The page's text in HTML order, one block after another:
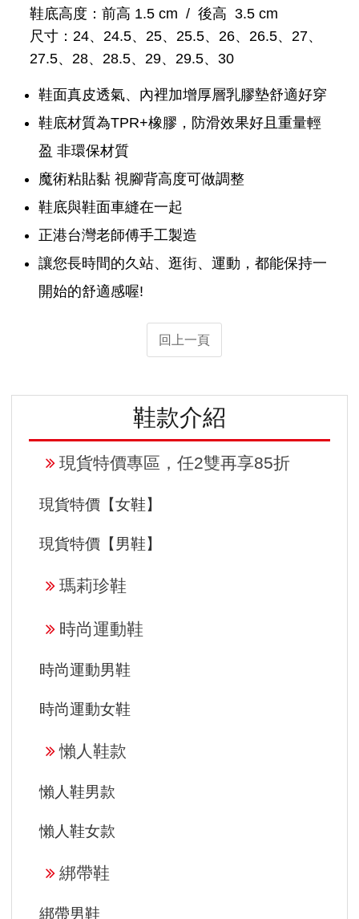
鞋款介紹
現貨特價專區，任2雙再享85折
現貨特價【女鞋】
現貨特價【男鞋】
瑪莉珍鞋
時尚運動鞋
時尚運動男鞋
時尚運動女鞋
懶人鞋款
懶人鞋男款
懶人鞋女款
綁帶鞋
綁帶男鞋
鞋底高度：前高 1.5 cm / 後高 3.5 cm
尺寸：24、24.5、25、25.5、26、26.5、27、
27.5、28、28.5、29、29.5、30
鞋面真皮透氣、內裡加增厚層乳膠墊舒適好穿
鞋底材質為TPR+橡膠，防滑效果好且重量輕
盈 非環保材質
魔術粘貼黏 視腳背高度可做調整
鞋底與鞋面車縫在一起
正港台灣老師傅手工製造
讓您長時間的久站、逛街、運動，都能保持一
開始的舒適感喔!
回上一頁